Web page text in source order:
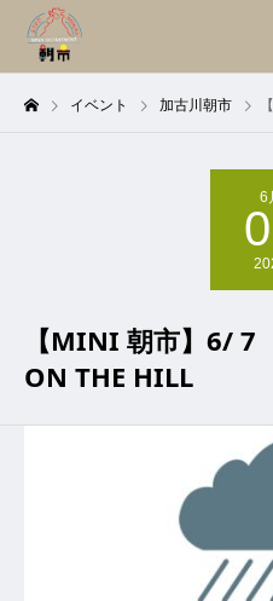
イベント 加古川朝市
6
【MINI 朝市】6/
ON THE HILL